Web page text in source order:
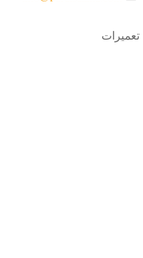
تعمیرات